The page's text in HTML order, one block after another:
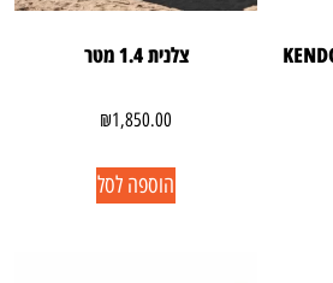
צלנית 1.4 מטר
₪1,850.00
הוספה לסל